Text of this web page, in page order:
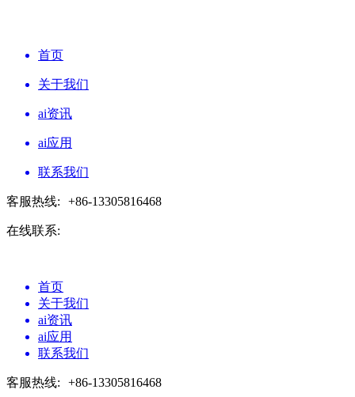
首页
关于我们
ai资讯
ai应用
联系我们
客服热线: +86-13305816468
在线联系:
首页
关于我们
ai资讯
ai应用
联系我们
客服热线: +86-13305816468